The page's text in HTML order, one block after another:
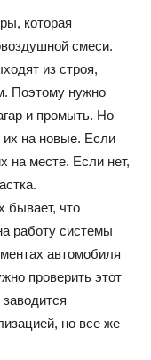
которая
смеси.
из строя,
Поэтому нужно
и промыть. Но
их на новые. Если
на месте. Если нет,
бывает, что
работу системы
автомобиля
проверить этот
но все же